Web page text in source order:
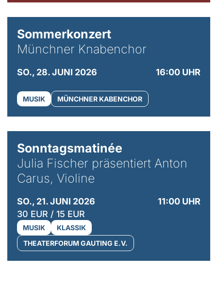
Sommerkonzert
Münchner Knabenchor
SO., 28. JUNI 2026 16:00 UHR
MUSIK MÜNCHNER KABENCHOR
Sonntagsmatinée
Julia Fischer präsentiert Anton
Carus, Violine
SO., 21. JUNI 2026
11:00 UHR
30 EUR / 15 EUR
MUSIK
KLASSIK
THEATERFORUM GAUTING E.V.